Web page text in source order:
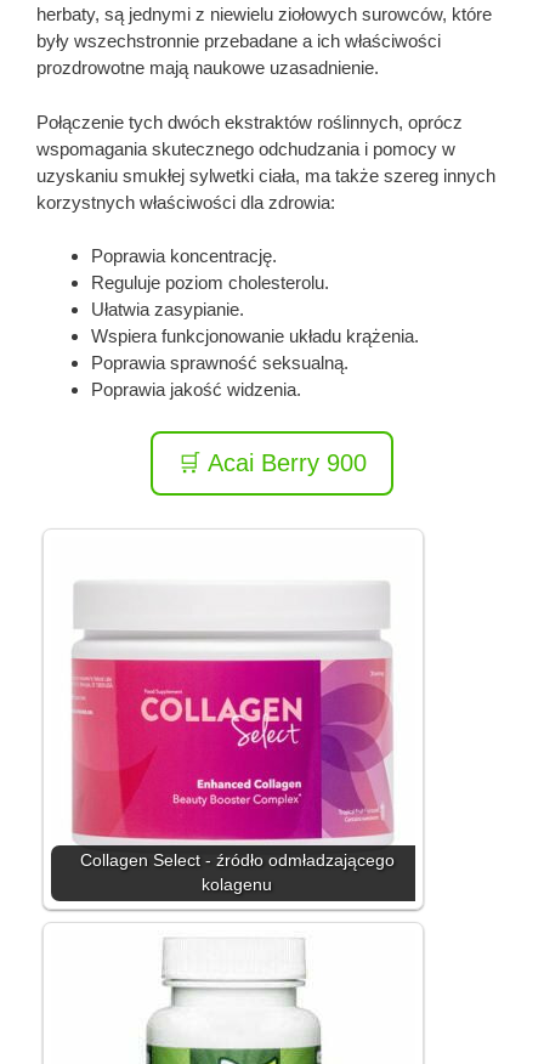
herbaty, są jednymi z niewielu ziołowych surowców, które
były wszechstronnie przebadane a ich właściwości
prozdrowotne mają naukowe uzasadnienie.
Połączenie tych dwóch ekstraktów roślinnych, oprócz
wspomagania skutecznego odchudzania i pomocy w
uzyskaniu smukłej sylwetki ciała, ma także szereg innych
korzystnych właściwości dla zdrowia:
Poprawia koncentrację.
Reguluje poziom cholesterolu.
Ułatwia zasypianie.
Wspiera funkcjonowanie układu krążenia.
Poprawia sprawność seksualną.
Poprawia jakość widzenia.
🛒 Acai Berry 900
Collagen Select - źródło odmładzającego
kolagenu